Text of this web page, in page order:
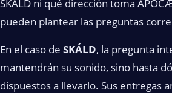
SKÁLD ni qué dirección toma
pueden plantear las preguntas
En el caso de SKÁLD, la pregunta
mantendrán su sonido, sino hasta
dispuestos a llevarlo. Sus entregas